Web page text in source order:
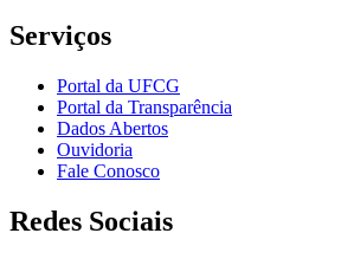
Serviços
Portal da UFCG
Portal da Transparência
Dados Abertos
Ouvidoria
Fale Conosco
Redes Sociais